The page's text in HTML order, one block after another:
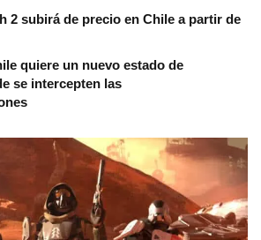
2 subirá de precio en Chile a partir de
quiere un nuevo estado de
se intercepten las